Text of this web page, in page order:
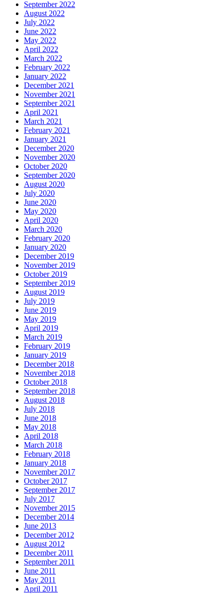
September 2022
August 2022
July 2022
June 2022
May 2022
April 2022
March 2022
February 2022
January 2022
December 2021
November 2021
September 2021
April 2021
March 2021
February 2021
January 2021
December 2020
November 2020
October 2020
September 2020
August 2020
July 2020
June 2020
May 2020
April 2020
March 2020
February 2020
January 2020
December 2019
November 2019
October 2019
September 2019
August 2019
July 2019
June 2019
May 2019
April 2019
March 2019
February 2019
January 2019
December 2018
November 2018
October 2018
September 2018
August 2018
July 2018
June 2018
May 2018
April 2018
March 2018
February 2018
January 2018
November 2017
October 2017
September 2017
July 2017
November 2015
December 2014
June 2013
December 2012
August 2012
December 2011
September 2011
June 2011
May 2011
April 2011